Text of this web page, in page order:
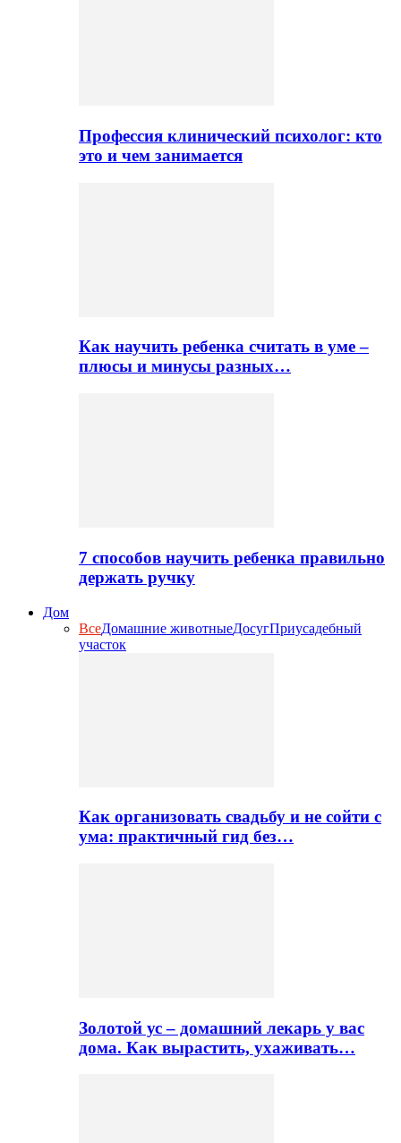
Профессия клинический психолог: кто
это и чем занимается
Как научить ребенка считать в уме –
плюсы и минусы разных…
7 способов научить ребенка правильно
держать ручку
Дом
ВсеДомашние животныеДосугПриусадебный
участок
Как организовать свадьбу и не сойти с
ума: практичный гид без…
Золотой ус – домашний лекарь у вас
дома. Как вырастить, ухаживать…